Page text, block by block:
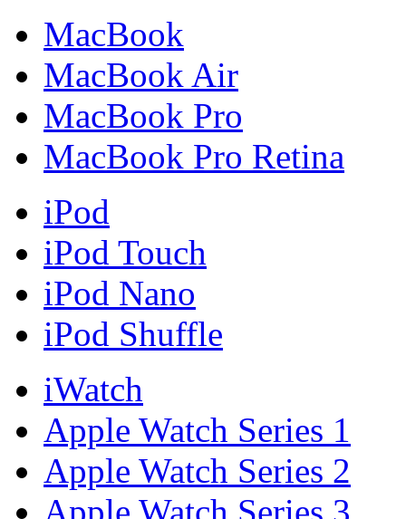
MacBook
MacBook Air
MacBook Pro
MacBook Pro Retina
iPod
iPod Touch
iPod Nano
iPod Shuffle
iWatch
Apple Watch Series 1
Apple Watch Series 2